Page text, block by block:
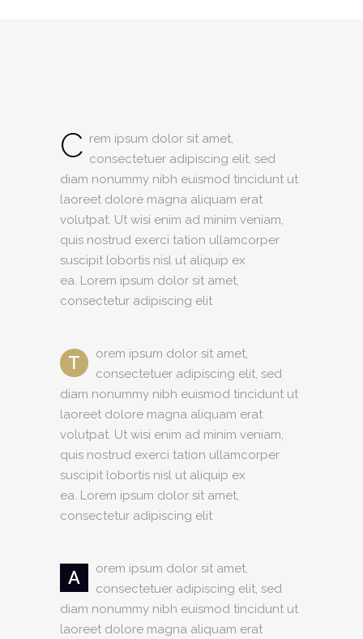
C rem ipsum dolor sit amet,
consectetuer adipiscing elit, sed
diam nonummy nibh euismod tincidunt ut
laoreet dolore magna aliquam erat
volutpat. Ut wisi enim ad minim veniam,
quis nostrud exerci tation ullamcorper
suscipit lobortis nisl ut aliquip ex
ea. Lorem ipsum dolor sit amet,
consectetur adipiscing elit
T
orem ipsum dolor sit amet,
consectetuer adipiscing elit, sed
diam nonummy nibh euismod tincidunt ut
laoreet dolore magna aliquam erat
volutpat. Ut wisi enim ad minim veniam,
quis nostrud exerci tation ullamcorper
suscipit lobortis nisl ut aliquip ex
ea. Lorem ipsum dolor sit amet,
consectetur adipiscing elit
A
orem ipsum dolor sit amet,
consectetuer adipiscing elit, sed
diam nonummy nibh euismod tincidunt ut
laoreet dolore magna aliquam erat